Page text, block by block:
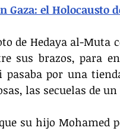
Gaza: el Holocausto
de Hedaya al-Muta
sus brazos, para
por una
las secuelas de
su hijo Mohamed